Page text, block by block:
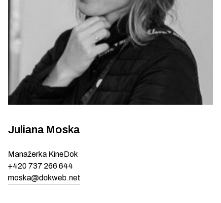
Juliana Moska
Manažerka KineDok
+420 737 266 644
moska@dokweb.net